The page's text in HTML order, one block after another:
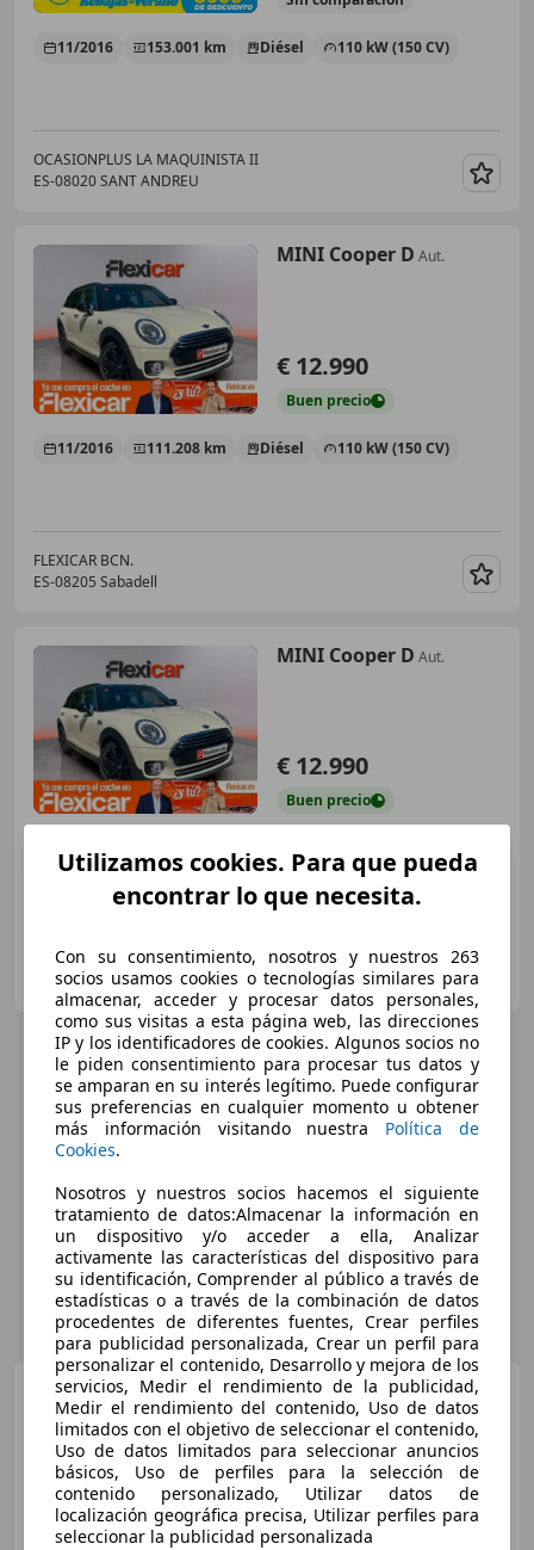
11/2016 153.001 km Diésel 110 kW (150 CV)
OCASIONPLUS LA MAQUINISTA II
ES-08020 SANT ANDREU
MINI Cooper D Aut.
€ 12.990
Buen precio
11/2016 111.208 km Diésel 110 kW (150 CV)
FLEXICAR BCN.
ES-08205 Sabadell
MINI Cooper D Aut.
€ 12.990
Buen precio
FLEXICAR MADRID GRUPO
ES-2870 SAN SEBASTIAN DE LOS REYES
MINI Cooper DAut.
€ 12.990
Buenprecio
Utilizamos cookies. Para que pueda
encontrar lo que necesita.
Con su consentimiento, nosotros y nuestros 263
socios usamos cookies o tecnologías similares para
almacenar, acceder y procesar datos personales,
como sus visitas a esta página web, las direcciones
IP y los identificadores de cookies. Algunos socios no
le piden consentimiento para procesar tus datos y
se amparan en su interés legítimo. Puede configurar
sus preferencias en cualquier momento u obtener
más información visitando nuestra Política de
Cookies.
Nosotros y nuestros socios hacemos el siguiente
tratamiento de datos:Almacenar la información en
un dispositivo y/o acceder a ella, Analizar
activamente las características del dispositivo para
su identificación, Comprender al público a través de
estadísticas o a través de la combinación de datos
procedentes de diferentes fuentes, Crear perfiles
para publicidad personalizada, Crear un perfil para
personalizar el contenido, Desarrollo y mejora de los
servicios, Medir el rendimiento de la publicidad,
Medir el rendimiento del contenido, Uso de datos
limitados con el objetivo de seleccionar el contenido,
Uso de datos limitados para seleccionar anuncios
básicos, Uso de perfiles para la selección de
contenido personalizado, Utilizar datos de
localización geográfica precisa, Utilizar perfiles para
seleccionar la publicidad personalizada